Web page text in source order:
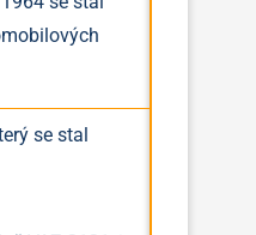
se stal